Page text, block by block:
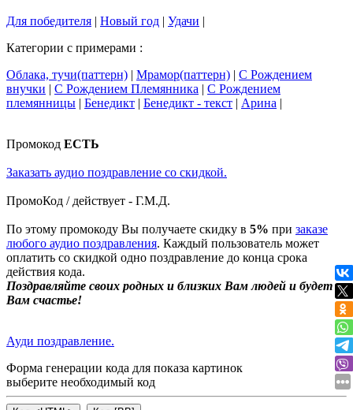
Для победителя | Новый год | Удачи |
Категории с примерами :
Облака, тучи(паттерн) | Мрамор(паттерн) | С Рождением
внучки | С Рождением Племянника | С Рождением
племянницы | Бенедикт | Бенедикт - текст | Арина |
Промокод ЕСТЬ
Заказать аудио поздравление со скидкой.
ПромоКод / действует - Г.М.Д.
По этому промокоду Вы получаете скидку в 5% при заказе
любого аудио поздравления. Каждый пользователь может
оплатить со скидкой одно поздравление до конца срока
действия кода.
Поздравляйте своих родных и близких Вам людей и будет
Вам счастье!
Ауди поздравление.
Форма генерации кода для показа картинок
выберите необходимый код